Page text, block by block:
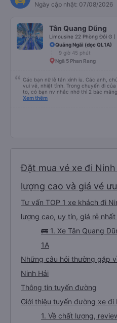
Ngày cập nhật: 07/08/2026
Tân Quang Dũng
Limousine 22 Phòng Đôi G (
Quảng Ngãi (dọc QL1A)
9 giờ 45 phút
Ngã 5 Phan Rang
Các bạn nữ lễ tân xinh iu. Các anh,
vui vẻ, nhiệt tình. Trong chuyến đi của mình có 2 gia đình bác lớn tuổi nc khá
to, có bạn nv nhắc nhở thì 2 bác
xấu thì mình ngược lại nha. Bạn ấy
bạn ấy nha. Nếu bạn ấy bị trừ thì bảo
trợ ạ. Số mình đuôi 666, chuyến ĐH-
iu còn đổi cho mình phòng đơn sang
Xem thêm
Đặt mua vé xe đi
lượng cao và giá vé
Tư vấn TOP 1 xe khách đi
lượng cao, uy tín, giá rẻ
🚌 1. Xe Tân Quang
1A
Những câu hỏi thường gặp
Ninh Hải
Thông tin tuyến đường
Giới thiệu tuyến đường xe
1. Về chất lượng,